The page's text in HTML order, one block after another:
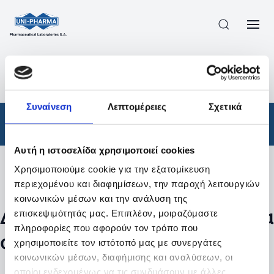
Συναίνεση Λεπτομέρειες Σχετικά
Αυτή η ιστοσελίδα χρησιμοποιεί cookies
Χρησιμοποιούμε cookie για την εξατομίκευση
περιεχομένου και διαφημίσεων, την παροχή λειτουργιών
κοινωνικών μέσων και την ανάλυση της
επισκεψιμότητάς μας. Επιπλέον, μοιραζόμαστε
πληροφορίες που αφορούν τον τρόπο που
χρησιμοποιείτε τον ιστότοπό μας με συνεργάτες
κοινωνικών μέσων, διαφήμισης και αναλύσεων, οι
οποίοι ενδεχομένως να τις συνδυάσουν με άλλες
ΠΡΟΪΟΝΤΑ
ΑΠΟΤΕΛΕΣΜΑΤΑ ΑΝΑΖΗΤΗΣΗΣ
Φάρμακα
Φίλτρα
Δεν βρέθηκαν προϊόντα με τα
συγκεκριμένα φίλτρα